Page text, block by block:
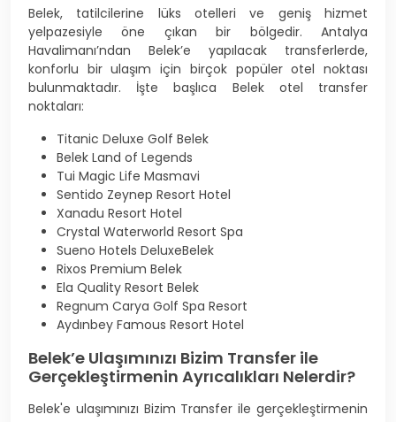
Belek, tatilcilerine lüks otelleri ve geniş hizmet
yelpazesiyle öne çıkan bir bölgedir. Antalya
Havalimanı’ndan Belek’e yapılacak transferlerde,
konforlu bir ulaşım için birçok popüler otel noktası
bulunmaktadır. İşte başlıca Belek otel transfer
noktaları:
Titanic Deluxe Golf Belek
Belek Land of Legends
Tui Magic Life Masmavi
Sentido Zeynep Resort Hotel
Xanadu Resort Hotel
Crystal Waterworld Resort Spa
Sueno Hotels DeluxeBelek
Rixos Premium Belek
Ela Quality Resort Belek
Regnum Carya Golf Spa Resort
Aydınbey Famous Resort Hotel
Belek’e Ulaşımınızı Bizim Transfer ile
Gerçekleştirmenin Ayrıcalıkları Nelerdir?
Belek'e ulaşımınızı Bizim Transfer ile gerçekleştirmenin